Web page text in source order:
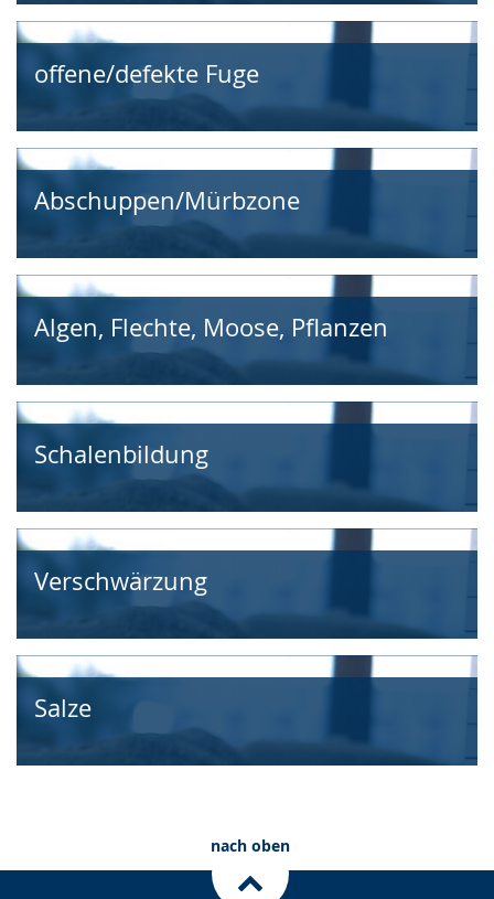
offene/defekte Fuge
Abschuppen/Mürbzone
Algen, Flechte, Moose, Pflanzen
Schalenbildung
Verschwärzung
Salze
nach oben